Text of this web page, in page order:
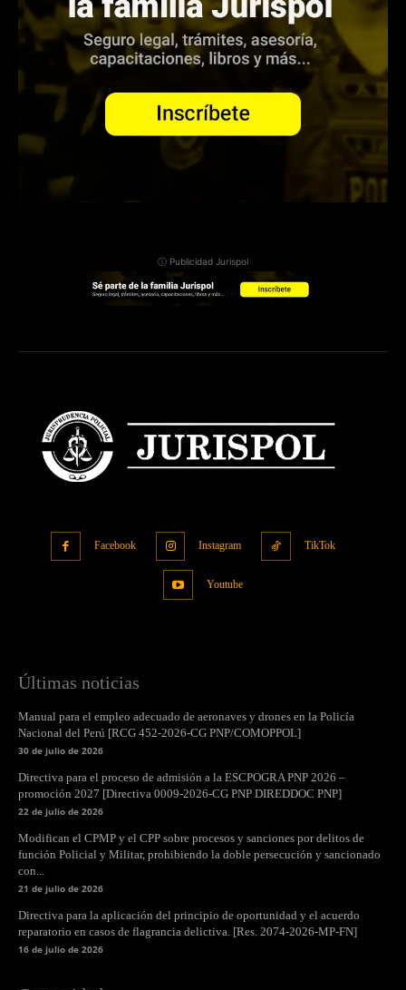
ⓘ Publicidad Jurispol
Facebook Instagram TikTok
Youtube
Últimas noticias
Manual para el empleo adecuado de aeronaves y drones en la Policía
Nacional del Perú [RCG 452-2026-CG PNP/COMOPPOL]
30 de julio de 2026
Directiva para el proceso de admisión a la ESCPOGRA PNP 2026 –
promoción 2027 [Directiva 0009-2026-CG PNP DIREDDOC PNP]
22 de julio de 2026
Modifican el CPMP y el CPP sobre procesos y sanciones por delitos de
función Policial y Militar, prohibiendo la doble persecución y sancionado
con...
21 de julio de 2026
Directiva para la aplicación del principio de oportunidad y el acuerdo
reparatorio en casos de flagrancia delictiva. [Res. 2074-2026-MP-FN]
16 de julio de 2026